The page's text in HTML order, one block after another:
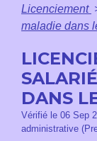
Licenciement
maladie dans
DANS
Vérifié le 06 Sep
administrative